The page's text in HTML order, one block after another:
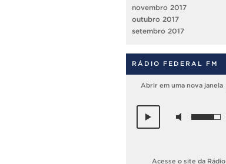
novembro 2017
outubro 2017
setembro 2017
RÁDIO FEDERAL FM
Abrir em uma nova janela
Acesse o site da Rádio